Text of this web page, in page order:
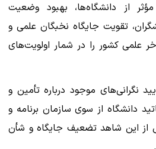
از دانشگاه‌ها، بهبود وضعیت
تقویت جایگاه نخبگان علمی و
علمی کشور را در شمار اولویت‌های
نگرانی‌های موجود درباره تأمین و
دانشگاه از سوی سازمان برنامه و
از این شاهد تضعیف جایگاه و شأن